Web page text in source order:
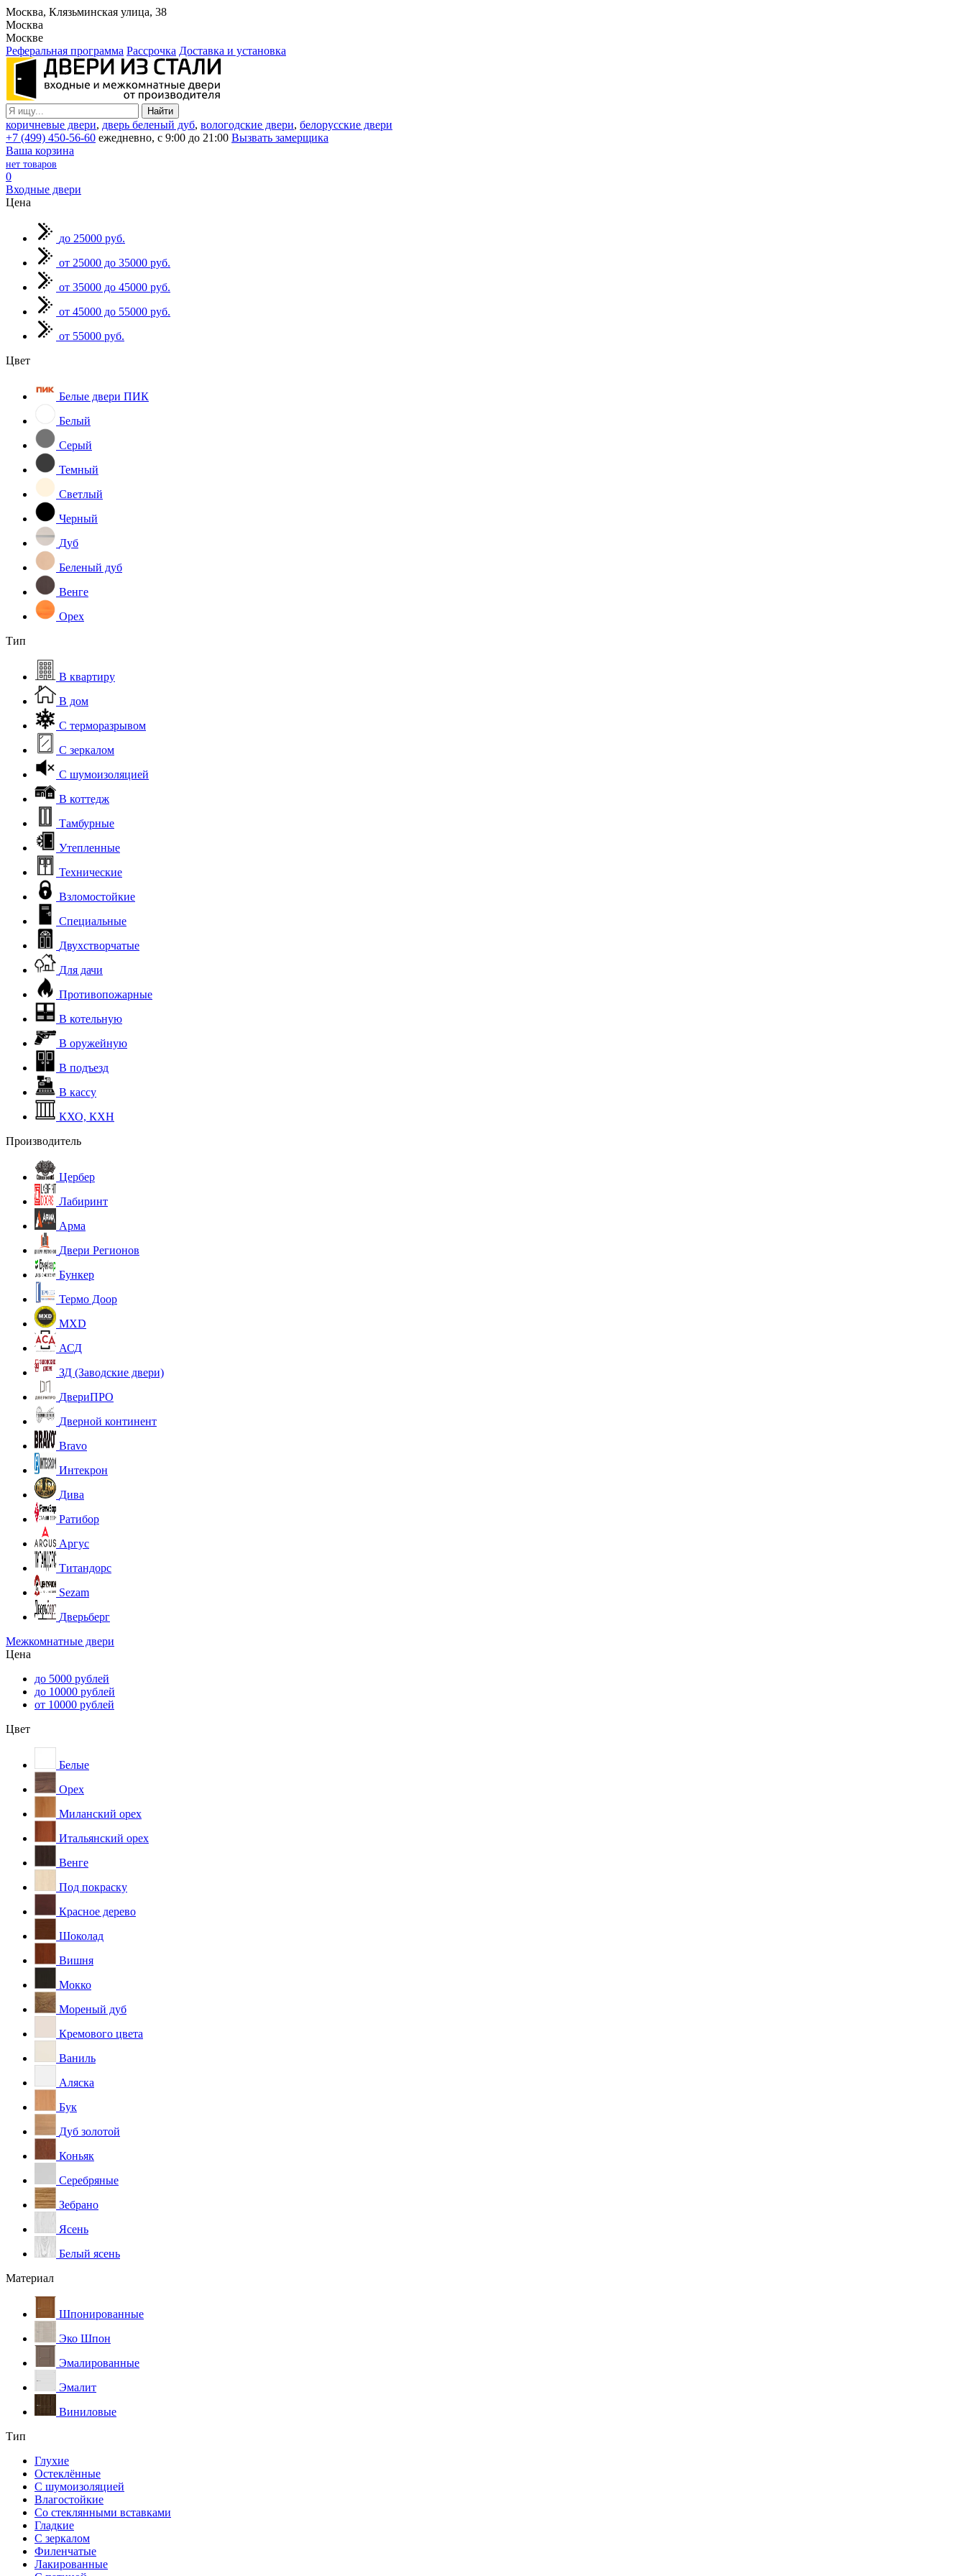
Москва, Клязьминская улица, 38
Москва
Москве
Реферальная программа Рассрочка Доставка и установка
коричневые двери, дверь беленый дуб, вологодские двери, белорусские двери
+7 (499) 450-56-60 ежедневно, с 9:00 до 21:00 Вызвать замерщика
Ваша корзина
нет товаров
0
Входные двери
Цена
до 25000 руб.
от 25000 до 35000 руб.
от 35000 до 45000 руб.
от 45000 до 55000 руб.
от 55000 руб.
Цвет
Белые двери ПИК
Белый
Серый
Темный
Светлый
Черный
Дуб
Беленый дуб
Венге
Орех
Тип
В квартиру
В дом
С терморазрывом
С зеркалом
С шумоизоляцией
В коттедж
Тамбурные
Утепленные
Технические
Взломостойкие
Специальные
Двухстворчатые
Для дачи
Противопожарные
В котельную
В оружейную
В подъезд
В кассу
КХО, КХН
Производитель
Цербер
Лабиринт
Арма
Двери Регионов
Бункер
Термо Доор
MXD
АСД
ЗД (Заводские двери)
ДвериПРО
Дверной континент
Bravo
Интекрон
Дива
Ратибор
Аргус
Титандорс
Sezam
Дверьберг
Межкомнатные двери
Цена
до 5000 рублей
до 10000 рублей
от 10000 рублей
Цвет
Белые
Орех
Миланский орех
Итальянский орех
Венге
Под покраску
Красное дерево
Шоколад
Вишня
Мокко
Мореный дуб
Кремового цвета
Ваниль
Аляска
Бук
Дуб золотой
Коньяк
Серебряные
Зебрано
Ясень
Белый ясень
Материал
Шпонированные
Эко Шпон
Эмалированные
Эмалит
Виниловые
Тип
Глухие
Остеклённые
С шумоизоляцией
Влагостойкие
Со стеклянными вставками
Гладкие
С зеркалом
Филенчатые
Лакированные